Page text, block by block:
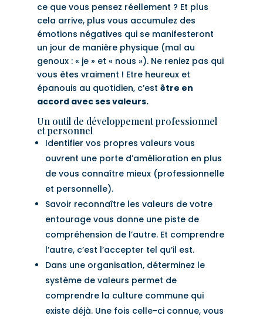
ce que vous pensez réellement ? Et plus
cela arrive, plus vous accumulez des
émotions négatives qui se manifesteront
un jour de manière physique (mal au
genoux : « je » et « nous »). Ne reniez pas qui
vous êtes vraiment ! Etre heureux et
épanouis au quotidien, c’est être en
accord avec ses valeurs.
Un outil de développement professionnel
et personnel
Identifier vos propres valeurs vous
ouvrent une porte d’amélioration en plus
de vous connaître mieux (professionnelle
et personnelle).
Savoir reconnaître les valeurs de votre
entourage vous donne une piste de
compréhension de l’autre. Et comprendre
l’autre, c’est l’accepter tel qu’il est.
Dans une organisation, déterminez le
système de valeurs permet de
comprendre la culture commune qui
existe déjà. Une fois celle-ci connue, vous